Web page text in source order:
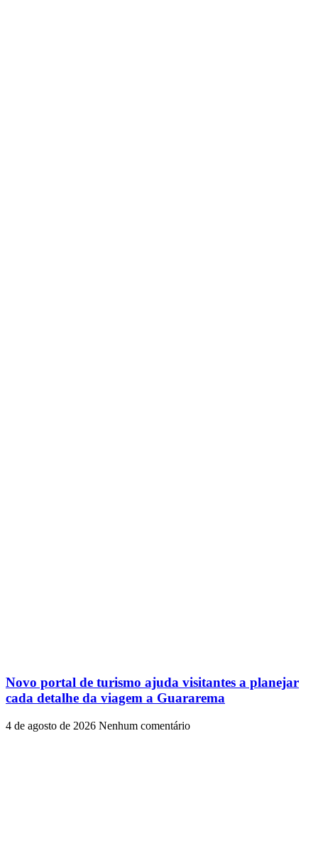
Novo portal de turismo ajuda visitantes a planejar
cada detalhe da viagem a Guararema
4 de agosto de 2026 Nenhum comentário